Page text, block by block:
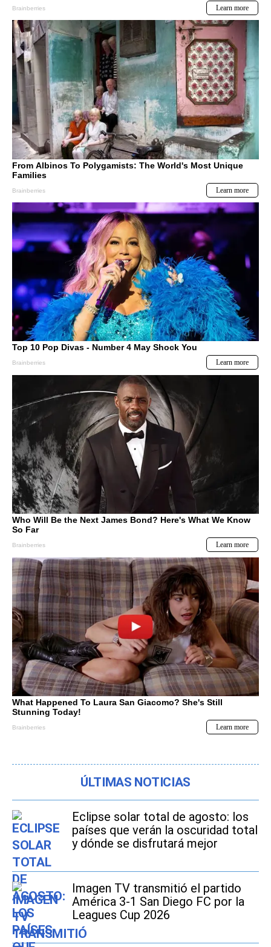
ÚLTIMAS NOTICIAS
Eclipse solar total de agosto: los
países que verán la oscuridad total
y dónde se disfrutará mejor
Imagen TV transmitió el partido
América 3-1 San Diego FC por la
Leagues Cup 2026